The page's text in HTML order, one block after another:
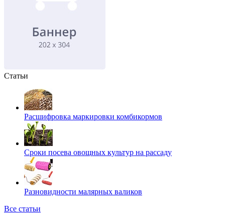
Статьи
Расшифровка маркировки комбикормов
Сроки посева овощных культур на рассаду
Разновидности малярных валиков
Все статьи